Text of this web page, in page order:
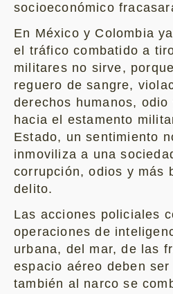
socioeconómico
En México y Colombia
el tráfico combatido a
militares no sirve,
reguero de sangre,
derechos humanos, odio
hacia el estamento
Estado, un sentimiento
inmoviliza a una
corrupción, odios y más
delito.
Las acciones policiales
operaciones de
urbana, del mar, de las
espacio aéreo deben
también al narco se